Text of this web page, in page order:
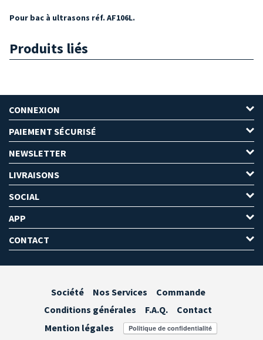
Pour bac à ultrasons réf. AF106L.
Produits liés
CONNEXION
PAIEMENT SÉCURISÉ
NEWSLETTER
LIVRAISONS
SOCIAL
APP
CONTACT
Société Nos Services
Commande
Conditions générales
F.A.Q.
Contact
Mention légales